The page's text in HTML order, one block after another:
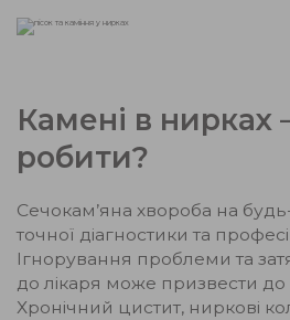
Камені в
робити?
Сечокам’яна хвороба на будь-
точної діагностики та
Ігнорування проблеми та
до лікаря може призвести
Хронічний цистит, ниркові